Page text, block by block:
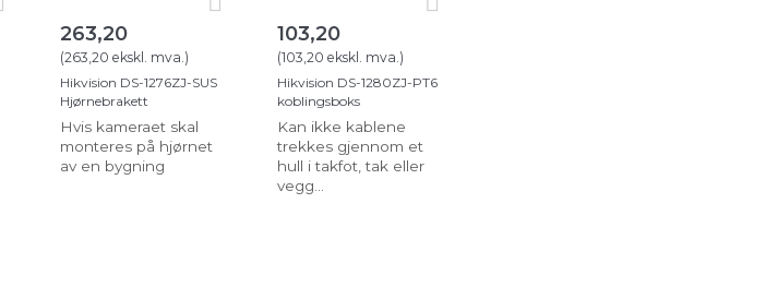
263,20
(263,20 ekskl. mva.)
Hikvision DS-1276ZJ-SUS
Hjørnebrakett
Hvis kameraet skal
monteres på hjørnet
av en bygning
103,20
(103,20 ekskl. mva.)
Hikvision DS-1280ZJ-PT6
koblingsboks
Kan ikke kablene
trekkes gjennom et
hull i takfot, tak eller
vegg...